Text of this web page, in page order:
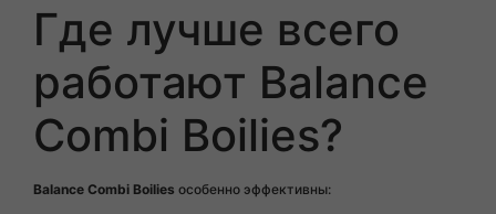
Где лучше всего
работают Balance
Combi Boilies?
Balance Combi Boilies особенно эффективны: